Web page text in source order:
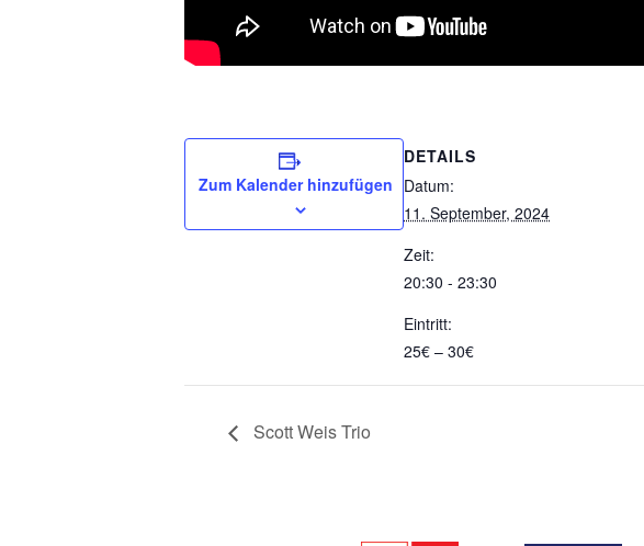
Zum Kalender hinzufügen
DETAILS
Datum:
11. September, 2024
Zeit:
20:30 - 23:30
Eintritt:
25€ – 30€
Scott Weis Trio